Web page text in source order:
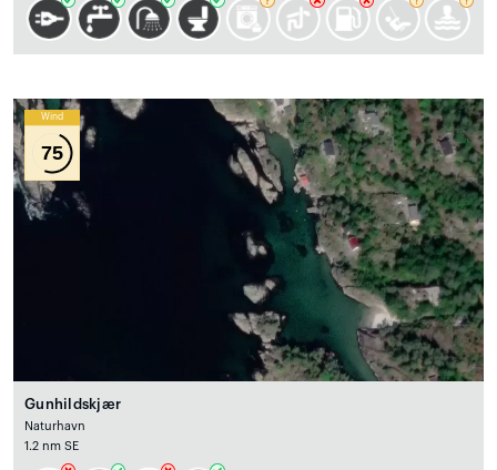
Wind
75
Gunhildskjær
Naturhavn
1.2 nm SE